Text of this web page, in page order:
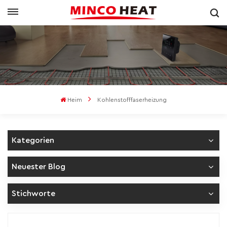
Heim Kohlenstofffaserheizung
Kategorien
Neuester Blog
Stichworte